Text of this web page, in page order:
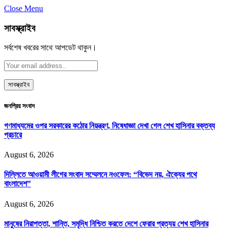
Close Menu
সাবস্ক্রাইব
সর্বশেষ খবরের সাথে আপডেট থাকুন।
জনপ্রিয় সংবাদ
গণমাধ্যমের ওপর সরকারের কঠোর নিয়ন্ত্রণ, নিষেধাজ্ঞা দেখা গেল শেখ হাসিনার বক্তব্য
প্রচারে
August 6, 2026
দিল্লিতে আওয়ামী লীগের সংবাদ সম্মেলনে নওফেল: “বিভেদ নয়, ঐক্যের পথে
বাংলাদেশ”
August 6, 2026
মানুষের নিরাপত্তা, শান্তি, সমৃদ্ধি নিশ্চিত করতে দেশে ফেরার প্রত্যয় শেখ হাসিনার